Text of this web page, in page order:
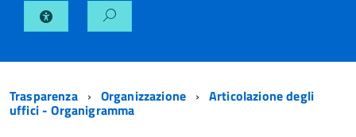
Trasparenza Organizzazione Articolazione degli
uffici - Organigramma